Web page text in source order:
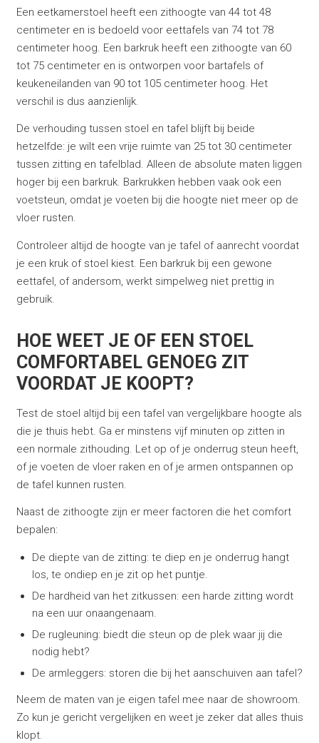
Een eetkamerstoel heeft een zithoogte van 44 tot 48
centimeter en is bedoeld voor eettafels van 74 tot 78
centimeter hoog. Een barkruk heeft een zithoogte van 60
tot 75 centimeter en is ontworpen voor bartafels of
keukeneilanden van 90 tot 105 centimeter hoog. Het
verschil is dus aanzienlijk.
De verhouding tussen stoel en tafel blijft bij beide
hetzelfde: je wilt een vrije ruimte van 25 tot 30 centimeter
tussen zitting en tafelblad. Alleen de absolute maten liggen
hoger bij een barkruk. Barkrukken hebben vaak ook een
voetsteun, omdat je voeten bij die hoogte niet meer op de
vloer rusten.
Controleer altijd de hoogte van je tafel of aanrecht voordat
je een kruk of stoel kiest. Een barkruk bij een gewone
eettafel, of andersom, werkt simpelweg niet prettig in
gebruik.
HOE WEET JE OF EEN STOEL
COMFORTABEL GENOEG ZIT
VOORDAT JE KOOPT?
Test de stoel altijd bij een tafel van vergelijkbare hoogte als
die je thuis hebt. Ga er minstens vijf minuten op zitten in
een normale zithouding. Let op of je onderrug steun heeft,
of je voeten de vloer raken en of je armen ontspannen op
de tafel kunnen rusten.
Naast de zithoogte zijn er meer factoren die het comfort
bepalen:
De diepte van de zitting: te diep en je onderrug hangt
los, te ondiep en je zit op het puntje.
De hardheid van het zitkussen: een harde zitting wordt
na een uur onaangenaam.
De rugleuning: biedt die steun op de plek waar jij die
nodig hebt?
De armleggers: storen die bij het aanschuiven aan tafel?
Neem de maten van je eigen tafel mee naar de showroom.
Zo kun je gericht vergelijken en weet je zeker dat alles thuis
klopt.